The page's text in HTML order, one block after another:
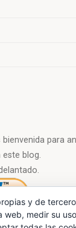
para
blog.
y de
web, medir su